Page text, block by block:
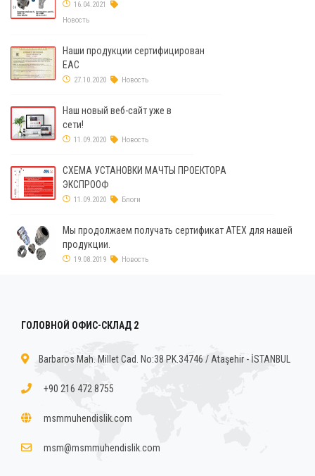
16.04.2021
Новость
Наши продукции сертифицирован
ЕАС
27.10.2020 Новость
Наш новый веб-сайт уже в
сети!
11.09.2020 Новость
СХЕМА УСТАНОВКИ МАЧТЫ ПРОЕКТОРА
ЭКСПРООФ
11.09.2020 Блоги
Мы продолжаем получать сертификат ATEX для нашей
продукции.
19.08.2019 Новость
ГОЛОВНОЙ ОФИС-СКЛАД 2
Barbaros Mah. Millet Cad. No:38 PK.34746 / Ataşehir - İSTANBUL
+90 216 472 8755
msmmuhendislik.com
msm@msmmuhendislik.com